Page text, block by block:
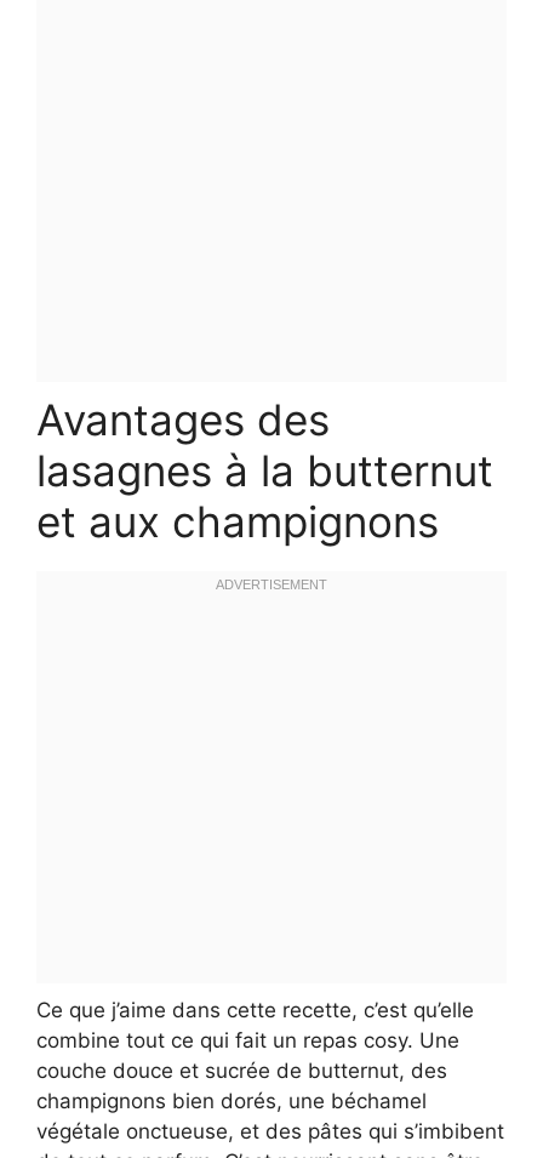
Avantages des
lasagnes à la butternut
et aux champignons
Ce que j’aime dans cette recette, c’est qu’elle
combine tout ce qui fait un repas cosy. Une
couche douce et sucrée de butternut, des
champignons bien dorés, une béchamel
végétale onctueuse, et des pâtes qui s’imbibent